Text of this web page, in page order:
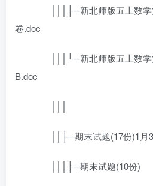
│││├─新北师版五上数学
卷.doc
│││└─新北师版五上数学
B.doc
││├─期末试题(17份)1月
│││├─期末试题(10份)